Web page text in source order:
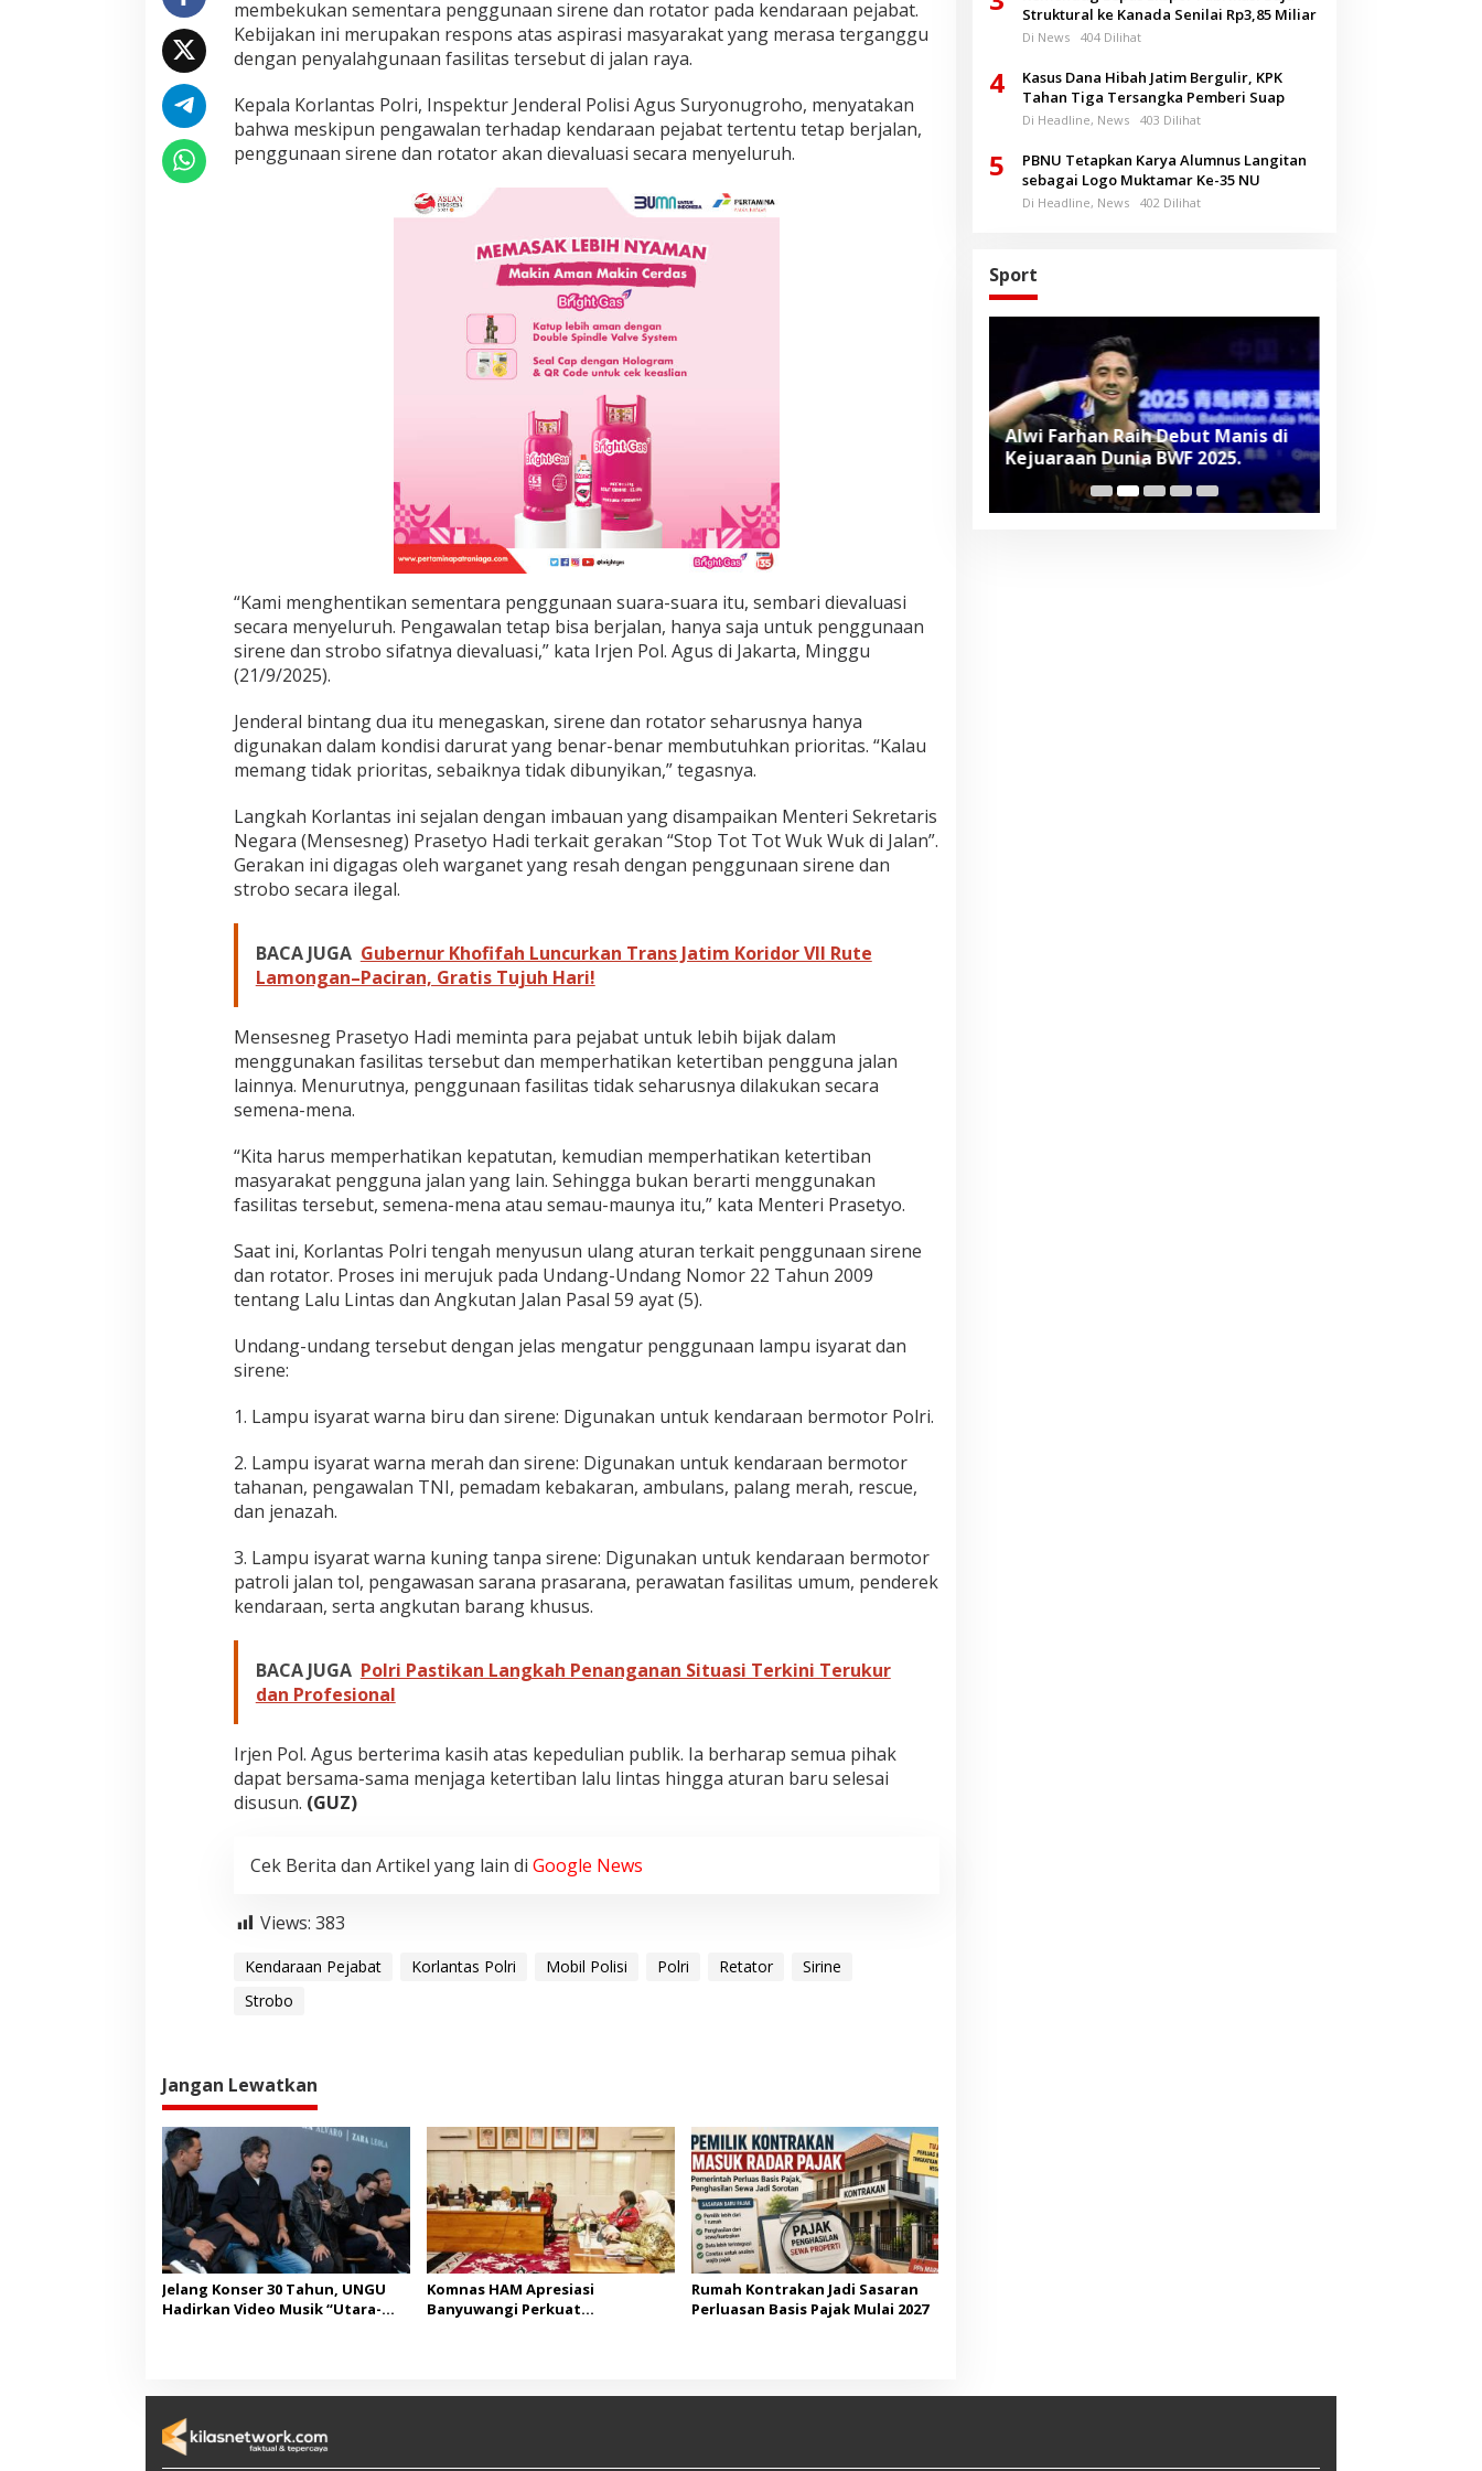
a
a
n
r
e
n
membekukan sementara penggunaan sirene dan rotator pada kendaraan pejabat.
Kebijakan ini merupakan respons atas aspirasi masyarakat yang merasa terganggu
dengan penyalahgunaan fasilitas tersebut di jalan raya.
Kepala Korlantas Polri, Inspektur Jenderal Polisi Agus Suryonugroho, menyatakan
bahwa meskipun pengawalan terhadap kendaraan pejabat tertentu tetap berjalan,
penggunaan sirene dan rotator akan dievaluasi secara menyeluruh.
“Kami menghentikan sementara penggunaan suara-suara itu, sembari dievaluasi
secara menyeluruh. Pengawalan tetap bisa berjalan, hanya saja untuk penggunaan
sirene dan strobo sifatnya dievaluasi,” kata Irjen Pol. Agus di Jakarta, Minggu
(21/9/2025).
Jenderal bintang dua itu menegaskan, sirene dan rotator seharusnya hanya
digunakan dalam kondisi darurat yang benar-benar membutuhkan prioritas. “Kalau
memang tidak prioritas, sebaiknya tidak dibunyikan,” tegasnya.
Langkah Korlantas ini sejalan dengan imbauan yang disampaikan Menteri Sekretaris
Negara (Mensesneg) Prasetyo Hadi terkait gerakan “Stop Tot Tot Wuk Wuk di Jalan”.
Gerakan ini digagas oleh warganet yang resah dengan penggunaan sirene dan
strobo secara ilegal.
BACA JUGA Gubernur Khofifah Luncurkan Trans Jatim Koridor VII Rute
Lamongan–Paciran, Gratis Tujuh Hari!
Mensesneg Prasetyo Hadi meminta para pejabat untuk lebih bijak dalam
menggunakan fasilitas tersebut dan memperhatikan ketertiban pengguna jalan
lainnya. Menurutnya, penggunaan fasilitas tidak seharusnya dilakukan secara
semena-mena.
“Kita harus memperhatikan kepatutan, kemudian memperhatikan ketertiban
masyarakat pengguna jalan yang lain. Sehingga bukan berarti menggunakan
fasilitas tersebut, semena-mena atau semau-maunya itu,” kata Menteri Prasetyo.
Saat ini, Korlantas Polri tengah menyusun ulang aturan terkait penggunaan sirene
dan rotator. Proses ini merujuk pada Undang-Undang Nomor 22 Tahun 2009
tentang Lalu Lintas dan Angkutan Jalan Pasal 59 ayat (5).
Undang-undang tersebut dengan jelas mengatur penggunaan lampu isyarat dan
sirene:
1. Lampu isyarat warna biru dan sirene: Digunakan untuk kendaraan bermotor Polri.
2. Lampu isyarat warna merah dan sirene: Digunakan untuk kendaraan bermotor
tahanan, pengawalan TNI, pemadam kebakaran, ambulans, palang merah, rescue,
dan jenazah.
3. Lampu isyarat warna kuning tanpa sirene: Digunakan untuk kendaraan bermotor
patroli jalan tol, pengawasan sarana prasarana, perawatan fasilitas umum, penderek
kendaraan, serta angkutan barang khusus.
BACA JUGA Polri Pastikan Langkah Penanganan Situasi Terkini Terukur
dan Profesional
Irjen Pol. Agus berterima kasih atas kepedulian publik. Ia berharap semua pihak
dapat bersama-sama menjaga ketertiban lalu lintas hingga aturan baru selesai
disusun. (GUZ)
Cek Berita dan Artikel yang lain di Google News
Views: 383
Kendaraan Pejabat Korlantas Polri Mobil Polisi Polri Retator
Sirine
Strobo
Jangan Lewatkan
Jelang Konser 30 Tahun, UNGU
Hadirkan Video Musik “Utara-
Komnas HAM Apresiasi
Banyuwangi Perkuat
Rumah Kontrakan Jadi Sasaran
Perluasan Basis Pajak Mulai 2027
Struktural ke Kanada Senilai Rp3,85 Miliar
Di News 404 Dilihat
4
Kasus Dana Hibah Jatim Bergulir, KPK
Tahan Tiga Tersangka Pemberi Suap
Di Headline, News 403 Dilihat
5
PBNU Tetapkan Karya Alumnus Langitan
sebagai Logo Muktamar Ke-35 NU
Di Headline, News 402 Dilihat
Sport
Alwi Farhan Raih Debut Manis di
Kejuaraan Dunia BWF 2025.